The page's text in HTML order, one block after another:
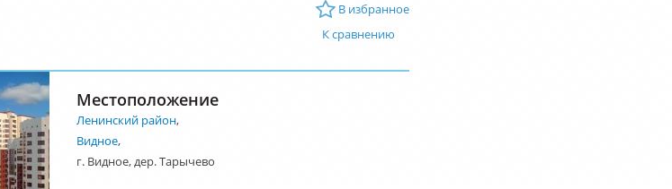
В избранное
К сравнению
Местоположение
Ленинский район,
Видное,
г. Видное, дер. Тарычево